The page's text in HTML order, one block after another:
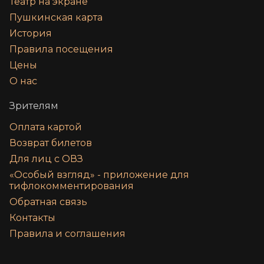
Пушкинская карта
История
Правила посещения
Цены
О нас
Зрителям
Оплата картой
Возврат билетов
Для лиц с ОВЗ
«‎Особый взгляд» - приложение для
тифлокомментирования
Обратная связь
Контакты
Правила и соглашения